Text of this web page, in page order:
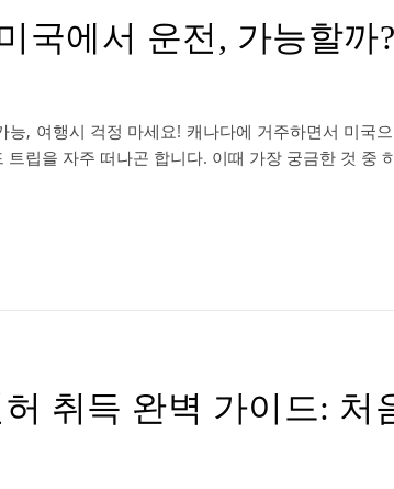
국에서 운전, 가능할까
, 여행시 걱정 마세요! 캐나다에 거주하면서 미국
립을 자주 떠나곤 합니다. 이때 가장 궁금한 것 중
취득 완벽 가이드: 처